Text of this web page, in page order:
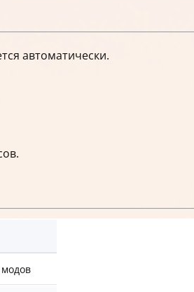
автоматически.
модов